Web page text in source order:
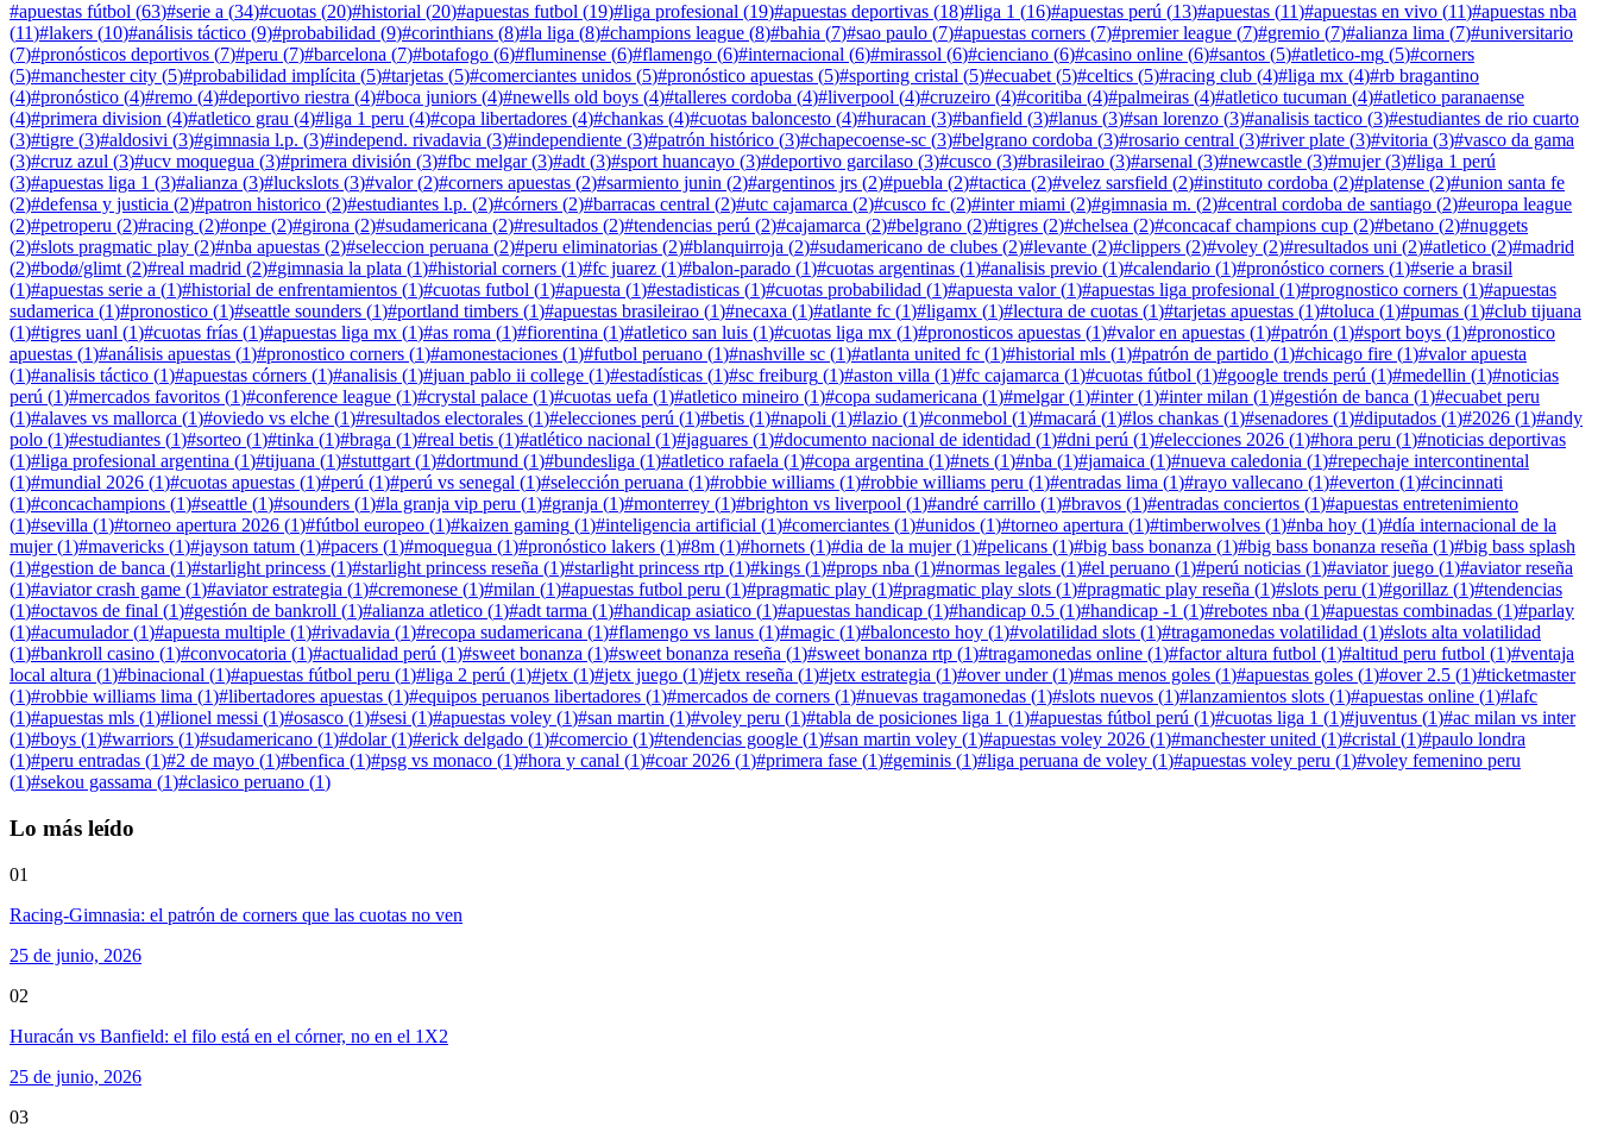
#apuestas fútbol (63)#serie a (34)#cuotas (20)#historial (20)#apuestas futbol (19)#liga profesional (19)#apuestas deportivas (18)#liga 1 (16)#apuestas perú (13)#apuestas (11)#apuestas en vivo (11)#apuestas nba
(11)#lakers (10)#análisis táctico (9)#probabilidad (9)#corinthians (8)#la liga (8)#champions league (8)#bahia (7)#sao paulo (7)#apuestas corners (7)#premier league (7)#gremio (7)#alianza lima (7)#universitario
(7)#pronósticos deportivos (7)#peru (7)#barcelona (7)#botafogo (6)#fluminense (6)#flamengo (6)#internacional (6)#mirassol (6)#cienciano (6)#casino online (6)#santos (5)#atletico-mg (5)#corners
(5)#manchester city (5)#probabilidad implícita (5)#tarjetas (5)#comerciantes unidos (5)#pronóstico apuestas (5)#sporting cristal (5)#ecuabet (5)#celtics (5)#racing club (4)#liga mx (4)#rb bragantino
(4)#pronóstico (4)#remo (4)#deportivo riestra (4)#boca juniors (4)#newells old boys (4)#talleres cordoba (4)#liverpool (4)#cruzeiro (4)#coritiba (4)#palmeiras (4)#atletico tucuman (4)#atletico paranaense
(4)#primera division (4)#atletico grau (4)#liga 1 peru (4)#copa libertadores (4)#chankas (4)#cuotas baloncesto (4)#huracan (3)#banfield (3)#lanus (3)#san lorenzo (3)#analisis tactico (3)#estudiantes de rio cuarto
(3)#tigre (3)#aldosivi (3)#gimnasia l.p. (3)#independ. rivadavia (3)#independiente (3)#patrón histórico (3)#chapecoense-sc (3)#belgrano cordoba (3)#rosario central (3)#river plate (3)#vitoria (3)#vasco da gama
(3)#cruz azul (3)#ucv moquegua (3)#primera división (3)#fbc melgar(3)#adt (3)#sport huancayo (3)#deportivo garcilaso (3)#cusco (3)#brasileirao (3)#arsenal (3)#newcastle (3)#mujer(3)#liga 1 perú
(3)#apuestas liga 1 (3)#alianza (3)#luckslots (3)#valor(2)#corners apuestas (2)#sarmiento junin (2)#argentinos jrs (2)#puebla (2)#tactica (2)#velez sarsfield (2)#instituto cordoba (2)#platense (2)#union santa fe
(2)#defensa y justicia (2)#patron historico (2)#estudiantes l.p. (2)#córners (2)#barracas central (2)#utc cajamarca (2)#cusco fc (2)#inter miami (2)#gimnasia m. (2)#central cordoba de santiago (2)#europa league
(2)#petroperu (2)#racing (2)#onpe (2)#girona (2)#sudamericana (2)#resultados (2)#tendencias perú (2)#cajamarca (2)#belgrano (2)#tigres (2)#chelsea (2)#concacaf champions cup (2)#betano (2)#nuggets
(2)#slots pragmatic play (2)#nba apuestas (2)#seleccion peruana (2)#peru eliminatorias (2)#blanquirroja (2)#sudamericano de clubes (2)#levante (2)#clippers (2)#voley (2)#resultados uni (2)#atletico (2)#madrid
(2)#bodø/glimt (2)#real madrid (2)#gimnasia la plata (1)#historial corners (1)#fc juarez (1)#balon-parado (1)#cuotas argentinas (1)#analisis previo (1)#calendario (1)#pronóstico corners (1)#serie a brasil
(1)#apuestas serie a (1)#historial de enfrentamientos (1)#cuotas futbol (1)#apuesta (1)#estadisticas (1)#cuotas probabilidad (1)#apuesta valor(1)#apuestas liga profesional (1)#prognostico corners (1)#apuestas
sudamerica (1)#pronostico (1)#seattle sounders (1)#portland timbers (1)#apuestas brasileirao (1)#necaxa (1)#atlante fc (1)#ligamx (1)#lectura de cuotas (1)#tarjetas apuestas (1)#toluca (1)#pumas (1)#club tijuana
(1)#tigres uanl (1)#cuotas frías (1)#apuestas liga mx (1)#as roma (1)#fiorentina (1)#atletico san luis (1)#cuotas liga mx (1)#pronosticos apuestas (1)#valor en apuestas (1)#patrón (1)#sport boys (1)#pronostico
apuestas (1)#análisis apuestas (1)#pronostico corners (1)#amonestaciones (1)#futbol peruano (1)#nashville sc (1)#atlanta united fc (1)#historial mls (1)#patrón de partido (1)#chicago fire (1)#valor apuesta
(1)#analisis táctico (1)#apuestas córners (1)#analisis (1)#juan pablo ii college (1)#estadísticas (1)#sc freiburg (1)#aston villa (1)#fc cajamarca (1)#cuotas fútbol (1)#google trends perú (1)#medellin (1)#noticias
perú (1)#mercados favoritos (1)#conference league (1)#crystal palace (1)#cuotas uefa (1)#atletico mineiro (1)#copa sudamericana (1)#melgar(1)#inter(1)#inter milan (1)#gestión de banca (1)#ecuabet peru
(1)#alaves vs mallorca (1)#oviedo vs elche (1)#resultados electorales (1)#elecciones perú (1)#betis (1)#napoli (1)#lazio (1)#conmebol (1)#macará (1)#los chankas (1)#senadores (1)#diputados (1)#2026 (1)#andy
polo (1)#estudiantes (1)#sorteo (1)#tinka (1)#braga (1)#real betis (1)#atlético nacional (1)#jaguares (1)#documento nacional de identidad (1)#dni perú (1)#elecciones 2026 (1)#hora peru (1)#noticias deportivas
(1)#liga profesional argentina (1)#tijuana (1)#stuttgart (1)#dortmund (1)#bundesliga (1)#atletico rafaela (1)#copa argentina (1)#nets (1)#nba (1)#jamaica (1)#nueva caledonia (1)#repechaje intercontinental
(1)#mundial 2026 (1)#cuotas apuestas (1)#perú (1)#perú vs senegal (1)#selección peruana (1)#robbie williams (1)#robbie williams peru (1)#entradas lima (1)#rayo vallecano (1)#everton (1)#cincinnati
(1)#concachampions (1)#seattle (1)#sounders (1)#la granja vip peru (1)#granja (1)#monterrey (1)#brighton vs liverpool (1)#andré carrillo (1)#bravos (1)#entradas conciertos (1)#apuestas entretenimiento
(1)#sevilla (1)#torneo apertura 2026 (1)#fútbol europeo (1)#kaizen gaming (1)#inteligencia artificial (1)#comerciantes (1)#unidos (1)#torneo apertura (1)#timberwolves (1)#nba hoy (1)#día internacional de la
mujer(1)#mavericks (1)#jayson tatum (1)#pacers (1)#moquegua (1)#pronóstico lakers (1)#8m (1)#hornets (1)#dia de la mujer(1)#pelicans (1)#big bass bonanza (1)#big bass bonanza reseña (1)#big bass splash
(1)#gestion de banca (1)#starlight princess (1)#starlight princess reseña (1)#starlight princess rtp (1)#kings (1)#props nba (1)#normas legales (1)#el peruano (1)#perú noticias (1)#aviator juego (1)#aviator reseña
(1)#aviator crash game (1)#aviator estrategia (1)#cremonese (1)#milan (1)#apuestas futbol peru (1)#pragmatic play (1)#pragmatic play slots (1)#pragmatic play reseña (1)#slots peru (1)#gorillaz (1)#tendencias
(1)#octavos de final (1)#gestión de bankroll (1)#alianza atletico (1)#adt tarma (1)#handicap asiatico (1)#apuestas handicap (1)#handicap 0.5 (1)#handicap -1 (1)#rebotes nba (1)#apuestas combinadas (1)#parlay
(1)#acumulador(1)#apuesta multiple (1)#rivadavia (1)#recopa sudamericana (1)#flamengo vs lanus (1)#magic (1)#baloncesto hoy (1)#volatilidad slots (1)#tragamonedas volatilidad (1)#slots alta volatilidad
(1)#bankroll casino (1)#convocatoria (1)#actualidad perú (1)#sweet bonanza (1)#sweet bonanza reseña (1)#sweet bonanza rtp (1)#tragamonedas online (1)#factor altura futbol (1)#altitud peru futbol (1)#ventaja
local altura (1)#binacional (1)#apuestas fútbol peru (1)#liga 2 perú (1)#jetx (1)#jetx juego (1)#jetx reseña (1)#jetx estrategia (1)#over under(1)#mas menos goles (1)#apuestas goles (1)#over 2.5 (1)#ticketmaster
(1)#robbie williams lima (1)#libertadores apuestas (1)#equipos peruanos libertadores (1)#mercados de corners (1)#nuevas tragamonedas (1)#slots nuevos (1)#lanzamientos slots (1)#apuestas online (1)#lafc
(1)#apuestas mls (1)#lionel messi (1)#osasco (1)#sesi (1)#apuestas voley (1)#san martin (1)#voley peru (1)#tabla de posiciones liga 1 (1)#apuestas fútbol perú (1)#cuotas liga 1 (1)#juventus (1)#ac milan vs inter
(1)#boys (1)#warriors (1)#sudamericano (1)#dolar(1)#erick delgado (1)#comercio (1)#tendencias google (1)#san martin voley (1)#apuestas voley 2026 (1)#manchester united (1)#cristal (1)#paulo londra
(1)#peru entradas (1)#2 de mayo (1)#benfica (1)#psg vs monaco (1)#hora y canal (1)#coar 2026 (1)#primera fase (1)#geminis (1)#liga peruana de voley (1)#apuestas voley peru (1)#voley femenino peru
(1)#sekou gassama (1)#clasico peruano (1)
Lo más leído
01
Racing-Gimnasia: el patrón de corners que las cuotas no ven
25 de junio, 2026
02
Huracán vs Banfield: el filo está en el córner, no en el 1X2
25 de junio, 2026
03